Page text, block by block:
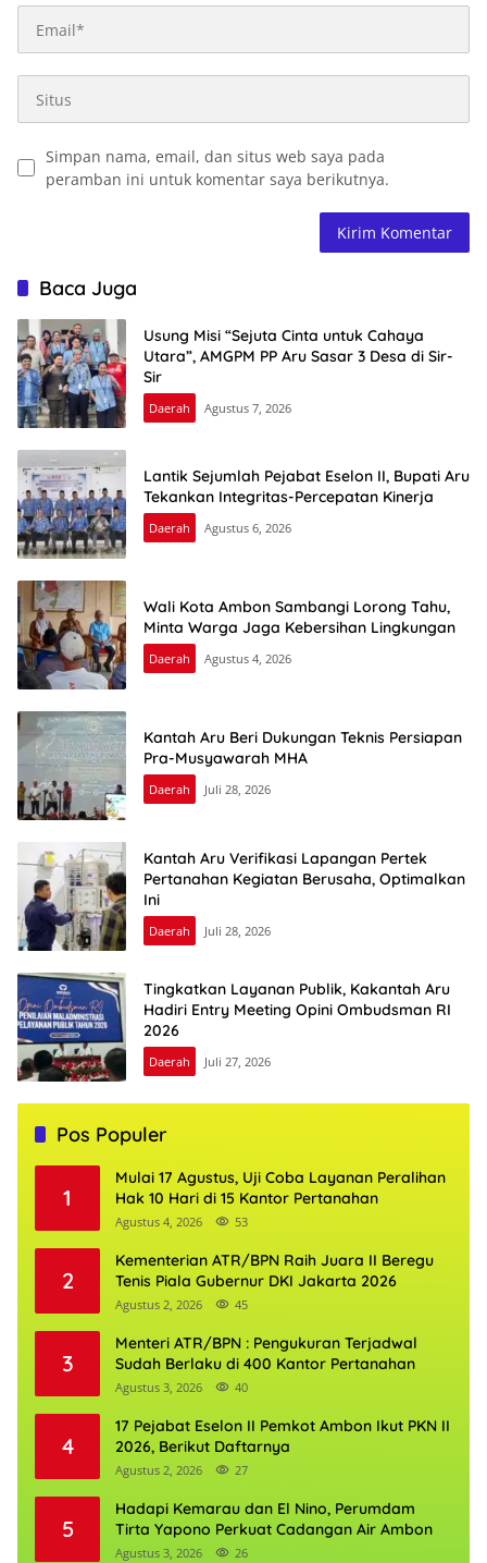
Simpan nama, email, dan situs web saya pada
peramban ini untuk komentar saya berikutnya.
Baca Juga
Usung Misi “Sejuta Cinta untuk Cahaya
Utara”, AMGPM PP Aru Sasar 3 Desa di Sir-
Sir
Daerah Agustus 7, 2026
Lantik Sejumlah Pejabat Eselon II, Bupati Aru
Tekankan Integritas-Percepatan Kinerja
Daerah Agustus 6, 2026
Wali Kota Ambon Sambangi Lorong Tahu,
Minta Warga Jaga Kebersihan Lingkungan
Daerah Agustus 4, 2026
Kantah Aru Beri Dukungan Teknis Persiapan
Pra-Musyawarah MHA
Daerah Juli 28, 2026
Kantah Aru Verifikasi Lapangan Pertek
Pertanahan Kegiatan Berusaha, Optimalkan
Ini
Daerah Juli 28, 2026
Tingkatkan Layanan Publik, Kakantah Aru
Hadiri Entry Meeting Opini Ombudsman RI
2026
Daerah Juli 27, 2026
Pos Populer
1
Mulai 17 Agustus, Uji Coba Layanan Peralihan
Hak 10 Hari di 15 Kantor Pertanahan
Agustus 4, 2026 53
2
Kementerian ATR/BPN Raih Juara II Beregu
Tenis Piala Gubernur DKI Jakarta 2026
Agustus 2, 2026 45
3
Menteri ATR/BPN : Pengukuran Terjadwal
Sudah Berlaku di 400 Kantor Pertanahan
Agustus 3, 2026 40
4
17 Pejabat Eselon II Pemkot Ambon Ikut PKN II
2026, Berikut Daftarnya
Agustus 2, 2026 27
5
Hadapi Kemarau dan El Nino, Perumdam
Tirta Yapono Perkuat Cadangan Air Ambon
Agustus 3, 2026 26